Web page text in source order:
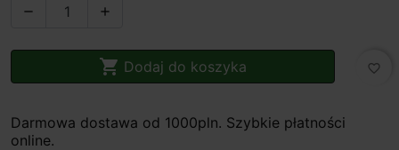
 
 Dodaj do koszyka favorite_border
Darmowa dostawa od 1000pln. Szybkie płatności
online.